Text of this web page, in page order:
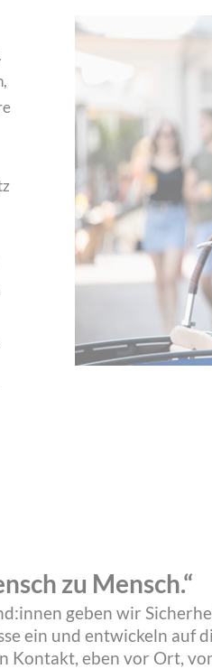
zu Mensch.“
geben wir
ein und entwickeln auf
Kontakt, eben vor Ort,